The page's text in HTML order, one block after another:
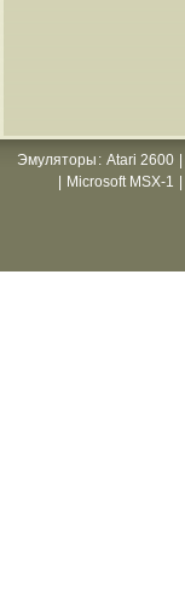
Эмуляторы : Atari 2600
Microsoft MSX-1